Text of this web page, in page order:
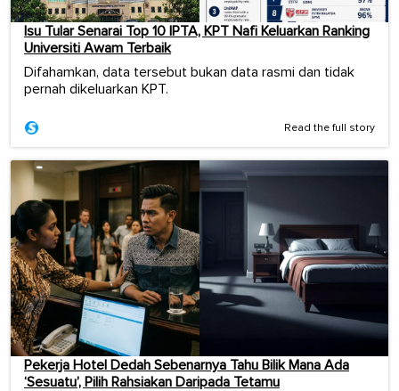
Isu Tular Senarai Top 10 IPTA, KPT Nafi Keluarkan Ranking
Universiti Awam Terbaik
Difahamkan, data tersebut bukan data rasmi dan tidak
pernah dikeluarkan KPT.
Read the full story
Pekerja Hotel Dedah Sebenarnya Tahu Bilik Mana Ada
‘Sesuatu’, Pilih Rahsiakan Daripada Tetamu